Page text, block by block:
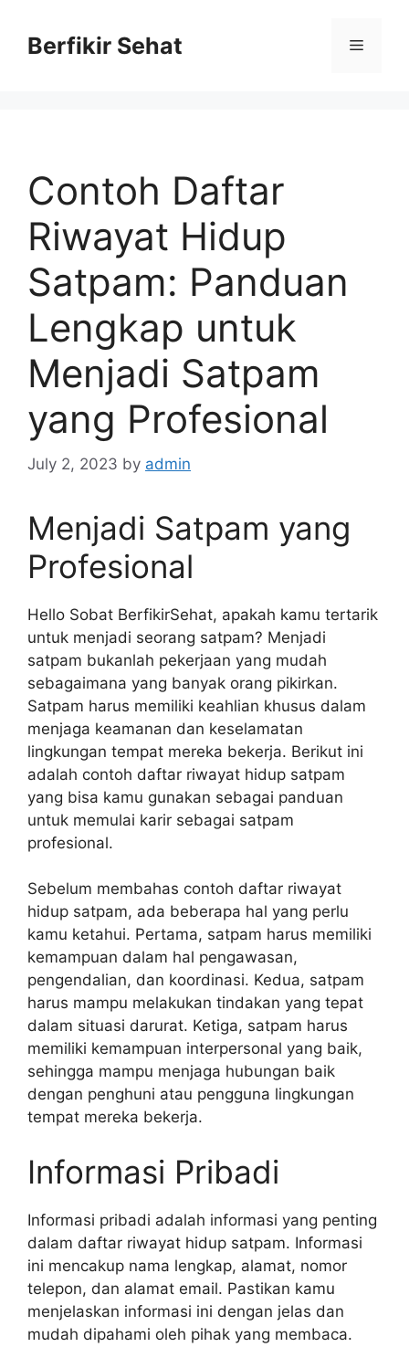
contentBerfikir Sehat Menu
Contoh Daftar
Riwayat Hidup
Satpam: Panduan
Lengkap untuk
Menjadi Satpam
yang Profesional
July 2, 2023 by admin
Menjadi Satpam yang
Profesional
Hello Sobat BerfikirSehat, apakah kamu tertarik
untuk menjadi seorang satpam? Menjadi
satpam bukanlah pekerjaan yang mudah
sebagaimana yang banyak orang pikirkan.
Satpam harus memiliki keahlian khusus dalam
menjaga keamanan dan keselamatan
lingkungan tempat mereka bekerja. Berikut ini
adalah contoh daftar riwayat hidup satpam
yang bisa kamu gunakan sebagai panduan
untuk memulai karir sebagai satpam
profesional.
Sebelum membahas contoh daftar riwayat
hidup satpam, ada beberapa hal yang perlu
kamu ketahui. Pertama, satpam harus memiliki
kemampuan dalam hal pengawasan,
pengendalian, dan koordinasi. Kedua, satpam
harus mampu melakukan tindakan yang tepat
dalam situasi darurat. Ketiga, satpam harus
memiliki kemampuan interpersonal yang baik,
sehingga mampu menjaga hubungan baik
dengan penghuni atau pengguna lingkungan
tempat mereka bekerja.
Informasi Pribadi
Informasi pribadi adalah informasi yang penting
dalam daftar riwayat hidup satpam. Informasi
ini mencakup nama lengkap, alamat, nomor
telepon, dan alamat email. Pastikan kamu
menjelaskan informasi ini dengan jelas dan
mudah dipahami oleh pihak yang membaca.